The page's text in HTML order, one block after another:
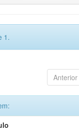
1.
Anterior